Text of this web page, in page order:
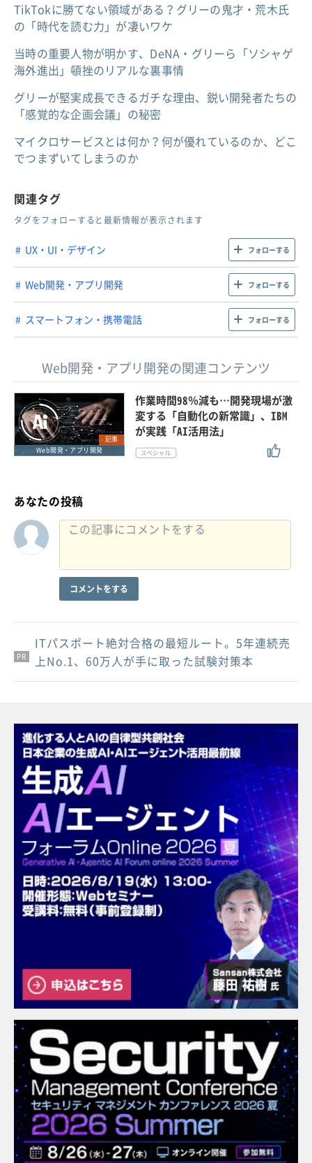
TikTokに勝てない領域がある？グリーの鬼才・荒木氏
の「時代を読む力」が凄いワケ
当時の重要人物が明かす、DeNA・グリーら「ソシャゲ
海外進出」頓挫のリアルな裏事情
グリーが堅実成長できるガチな理由、鋭い開発者たちの
「感覚的な企画会議」の秘密
マイクロサービスとは何か？何が優れているのか、どこ
でつまずいてしまうのか
関連タグ
タグをフォローすると最新情報が表示されます
UX・UI・デザイン フォローする
Web開発・アプリ開発 フォローする
スマートフォン・携帯電話 フォローする
Web開発・アプリ開発の関連コンテンツ
記事
Web開発・アプリ開発
作業時間98％減も…開発現場が激
変する「自動化の新常識」、IBM
が実践「AI活用法」
あなたの投稿
コメントをする
PR
PR
PR
ITパスポート絶対合格の最短ルート。5年連続売
上No.1、60万人が手に取った試験対策本